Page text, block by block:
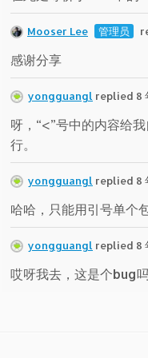
Mooser Lee 管理员
感谢分享
yongguangl replied 8
呀，“<”号中的内容给
行。
yongguangl replied 8
哈哈，只能用引号单个
yongguangl replied 8
哎呀我去，这是个bug